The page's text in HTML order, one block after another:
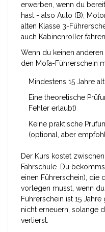
erwerben, wenn du
hast - also Auto (B),
alten Klasse 3-
auch Kabinenroller fahren.
Wenn du keinen
den Mofa-Führerschein
Mindestens 15 Jahre alt
Eine theoretische
Fehler erlaubt)
Keine praktische
(optional, aber
Der Kurs kostet
Fahrschule. Du
einen Führerschein), die
vorlegen musst, wenn
Führerschein ist 15
nicht erneuern, solange
verlierst.